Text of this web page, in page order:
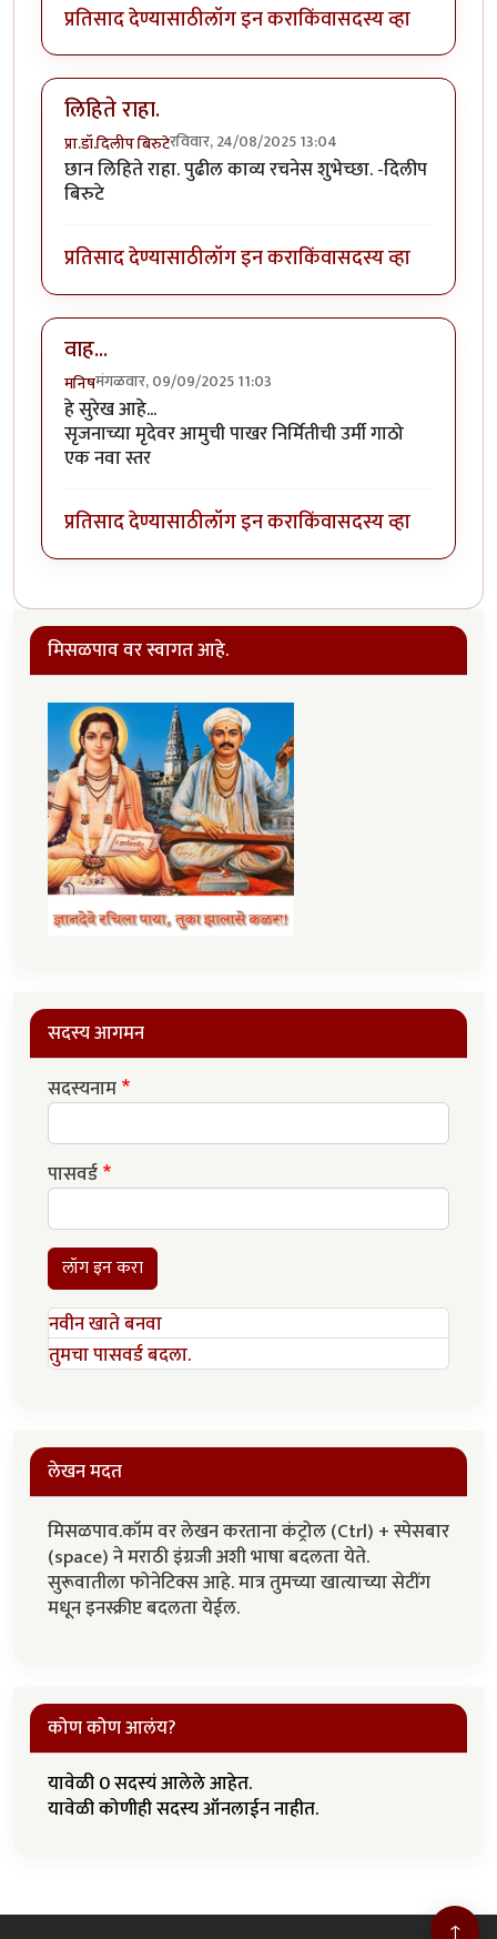
प्रतिसाद देण्यासाठीलॉग इन कराकिंवासदस्य व्हा
लिहिते राहा.
प्रा.डॉ.दिलीप बिरुटेरविवार, 24/08/2025 13:04
छान लिहिते राहा. पुढील काव्य रचनेस शुभेच्छा. -दिलीप
बिरुटे
प्रतिसाद देण्यासाठीलॉग इन कराकिंवासदस्य व्हा
वाह...
मनिषमंगळवार, 09/09/2025 11:03
हे सुरेख आहे...
सृजनाच्या मृदेवर आमुची पाखर निर्मितीची उर्मी गाठो
एक नवा स्तर
प्रतिसाद देण्यासाठीलॉग इन कराकिंवासदस्य व्हा
मिसळपाव वर स्वागत आहे.
सदस्य आगमन
सदस्यनाम
पासवर्ड
लॉग इन करा
नवीन खाते बनवा
तुमचा पासवर्ड बदला.
लेखन मदत
मिसळपाव.कॉम वर लेखन करताना कंट्रोल (Ctrl) + स्पेसबार
(space) ने मराठी इंग्रजी अशी भाषा बदलता येते.
सुरूवातीला फोनेटिक्स आहे. मात्र तुमच्या खात्याच्या सेटींग
मधून इनस्क्रीप्ट बदलता येईल.
कोण कोण आलंय?
यावेळी 0 सदस्यं आलेले आहेत.
यावेळी कोणीही सदस्य ऑनलाईन नाहीत.
↑